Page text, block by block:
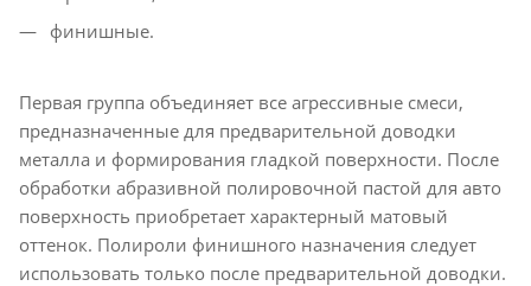
финишные.
Первая группа объединяет все агрессивные смеси,
предназначенные для предварительной доводки
металла и формирования гладкой поверхности. После
обработки абразивной полировочной пастой для авто
поверхность приобретает характерный матовый
оттенок. Полироли финишного назначения следует
использовать только после предварительной доводки.